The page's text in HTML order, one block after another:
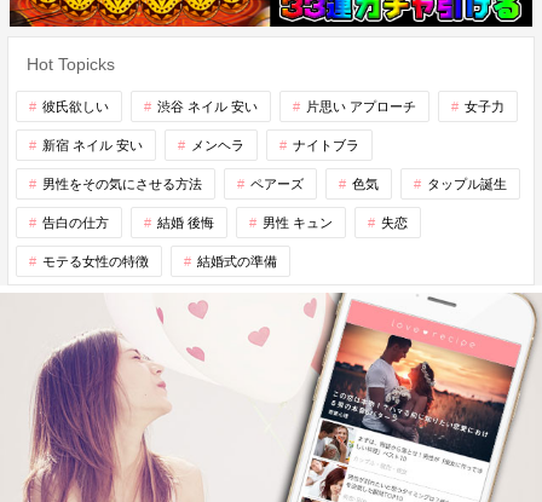
Hot Topicks
彼氏欲しい 渋谷 ネイル 安い 片思い アプローチ 女子力
新宿 ネイル 安い メンヘラ ナイトブラ
男性をその気にさせる方法 ペアーズ 色気 タップル誕生
告白の仕方 結婚 後悔 男性 キュン 失恋
モテる女性の特徴 結婚式の準備